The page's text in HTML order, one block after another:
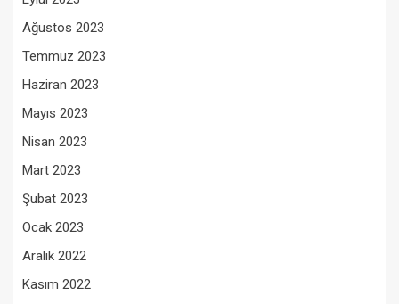
Ağustos 2023
Temmuz 2023
Haziran 2023
Mayıs 2023
Nisan 2023
Mart 2023
Şubat 2023
Ocak 2023
Aralık 2022
Kasım 2022